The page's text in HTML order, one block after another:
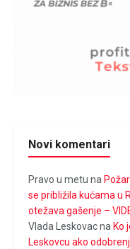
Novi komentari
Pravo u metu na
se približila kućama u
otežava gašenje –
Vlada Leskovacna Ko
Leskovcu ako